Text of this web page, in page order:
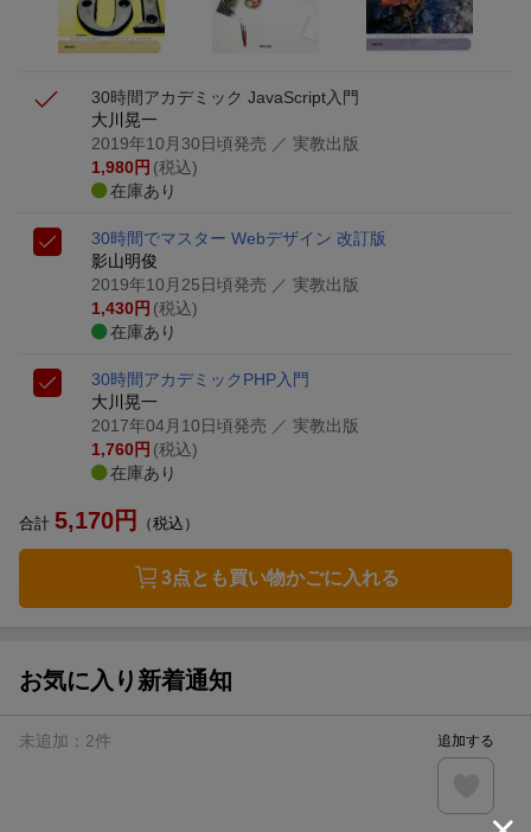
が当たる
30時間アカデミック JavaScript入門
大川晃一
2019年10月30日頃発売 ／ 実教出版
1,980円 (税込)
在庫あり
30時間でマスター Webデザイン 改訂版
影山明俊
2019年10月25日頃発売 ／ 実教出版
1,430円 (税込)
在庫あり
30時間アカデミックPHP入門
大川晃一
2017年04月10日頃発売 ／ 実教出版
1,760円 (税込)
在庫あり
合計 5,170円 （税込）
3点とも買い物かごに入れる
お気に入り新着通知
未追加： 2件 追加する